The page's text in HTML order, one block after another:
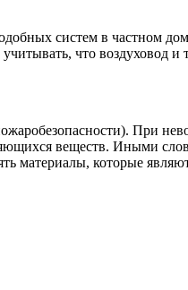
систем в частном
что воздуховод и
При
веществ. Иными
материалы, которые